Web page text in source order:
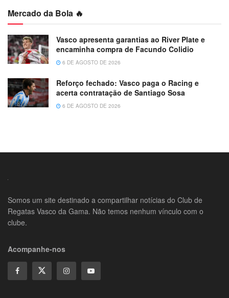
Mercado da Bola 🔥
Vasco apresenta garantias ao River Plate e
encaminha compra de Facundo Colidio
6 DE AGOSTO DE 2026
Reforço fechado: Vasco paga o Racing e
acerta contratação de Santiago Sosa
6 DE AGOSTO DE 2026
Somos um site destinado a compartilhar notícias do Club de
Regatas Vasco da Gama. Não temos nenhum vínculo com o
clube.
Acompanhe-nos